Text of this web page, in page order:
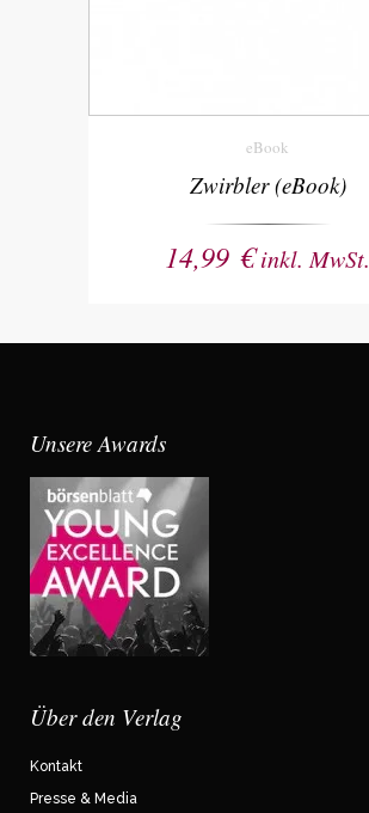
eBook
Zwirbler (eBook)
14,99 € inkl. MwSt.
Unsere Awards
Über den Verlag
Kontakt
Presse & Media